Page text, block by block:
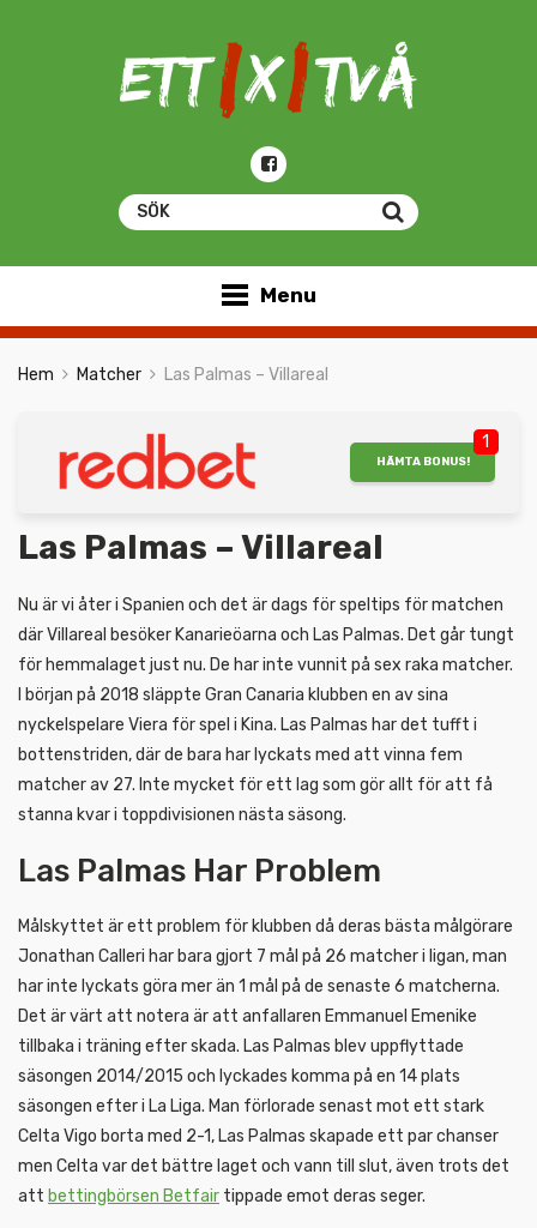
Menu
Hem Matcher Las Palmas – Villareal
1
HÄMTA BONUS!
Las Palmas – Villareal
Nu är vi åter i Spanien och det är dags för speltips för matchen
där Villareal besöker Kanarieöarna och Las Palmas. Det går tungt
för hemmalaget just nu. De har inte vunnit på sex raka matcher.
I början på 2018 släppte Gran Canaria klubben en av sina
nyckelspelare Viera för spel i Kina. Las Palmas har det tufft i
bottenstriden, där de bara har lyckats med att vinna fem
matcher av 27. Inte mycket för ett lag som gör allt för att få
stanna kvar i toppdivisionen nästa säsong.
Las Palmas Har Problem
Målskyttet är ett problem för klubben då deras bästa målgörare
Jonathan Calleri har bara gjort 7 mål på 26 matcher i ligan, man
har inte lyckats göra mer än 1 mål på de senaste 6 matcherna.
Det är värt att notera är att anfallaren Emmanuel Emenike
tillbaka i träning efter skada. Las Palmas blev uppflyttade
säsongen 2014/2015 och lyckades komma på en 14 plats
säsongen efter i La Liga. Man förlorade senast mot ett stark
Celta Vigo borta med 2-1, Las Palmas skapade ett par chanser
men Celta var det bättre laget och vann till slut, även trots det
att bettingbörsen Betfair tippade emot deras seger.